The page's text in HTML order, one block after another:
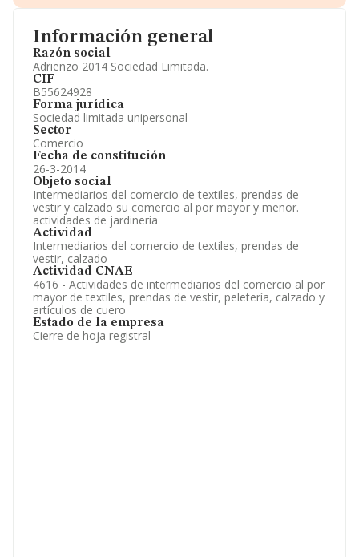
Información general
Razón social
Adrienzo 2014 Sociedad Limitada.
CIF
B55624928
Forma jurídica
Sociedad limitada unipersonal
Sector
Comercio
Fecha de constitución
26-3-2014
Objeto social
Intermediarios del comercio de textiles, prendas de
vestir y calzado su comercio al por mayor y menor.
actividades de jardineria
Actividad
Intermediarios del comercio de textiles, prendas de
vestir, calzado
Actividad CNAE
4616 - Actividades de intermediarios del comercio al por
mayor de textiles, prendas de vestir, peletería, calzado y
artículos de cuero
Estado de la empresa
Cierre de hoja registral
Información oficial y registral complementaria.